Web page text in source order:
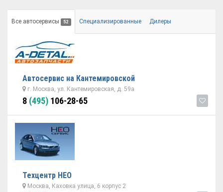
Все автосервисы 52 Специализированные Дилеры
Автосервис на Кантемировской
г. Москва, ул. Кантемировская, д. 59а
8 (495) 106-28-65
Техцентр НЕО
Москва, Каховка улица, 6 корпус 2